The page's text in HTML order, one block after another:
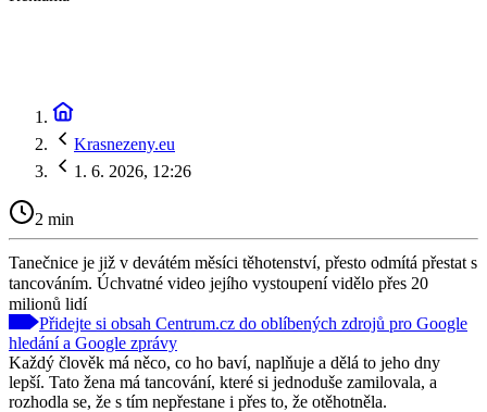
Krasnezeny.eu
1. 6. 2026, 12:26
2 min
Tanečnice je již v devátém měsíci těhotenství, přesto odmítá přestat s
tancováním. Úchvatné video jejího vystoupení vidělo přes 20
milionů lidí
Přidejte si obsah Centrum.cz do oblíbených zdrojů pro Google
hledání a Google zprávy
Každý člověk má něco, co ho baví, naplňuje a dělá to jeho dny
lepší. Tato žena má tancování, které si jednoduše zamilovala, a
rozhodla se, že s tím nepřestane i přes to, že otěhotněla.